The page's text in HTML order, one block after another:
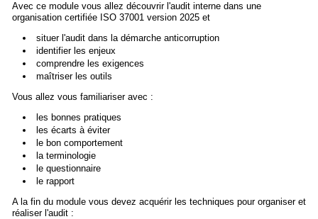
Avec ce module vous allez découvrir l'audit interne dans une
organisation certifiée ISO 37001 version 2025 et
situer l'audit dans la démarche anticorruption
identifier les enjeux
comprendre les exigences
maîtriser les outils
Vous allez vous familiariser avec :
les bonnes pratiques
les écarts à éviter
le bon comportement
la terminologie
le questionnaire
le rapport
A la fin du module vous devez acquérir les techniques pour organiser et
réaliser l'audit :